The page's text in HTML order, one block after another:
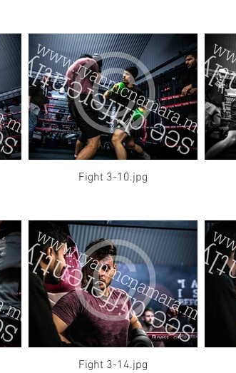
Fight 3-10.jpg
Fight 3-14.jpg